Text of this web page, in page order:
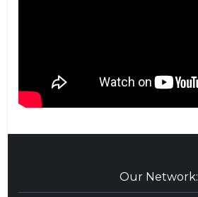
Our Network: